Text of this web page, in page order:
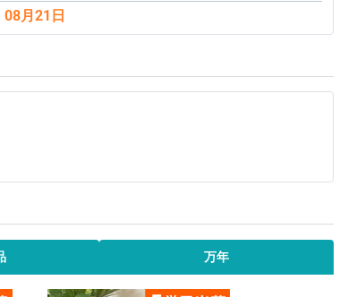
08月21日
万年